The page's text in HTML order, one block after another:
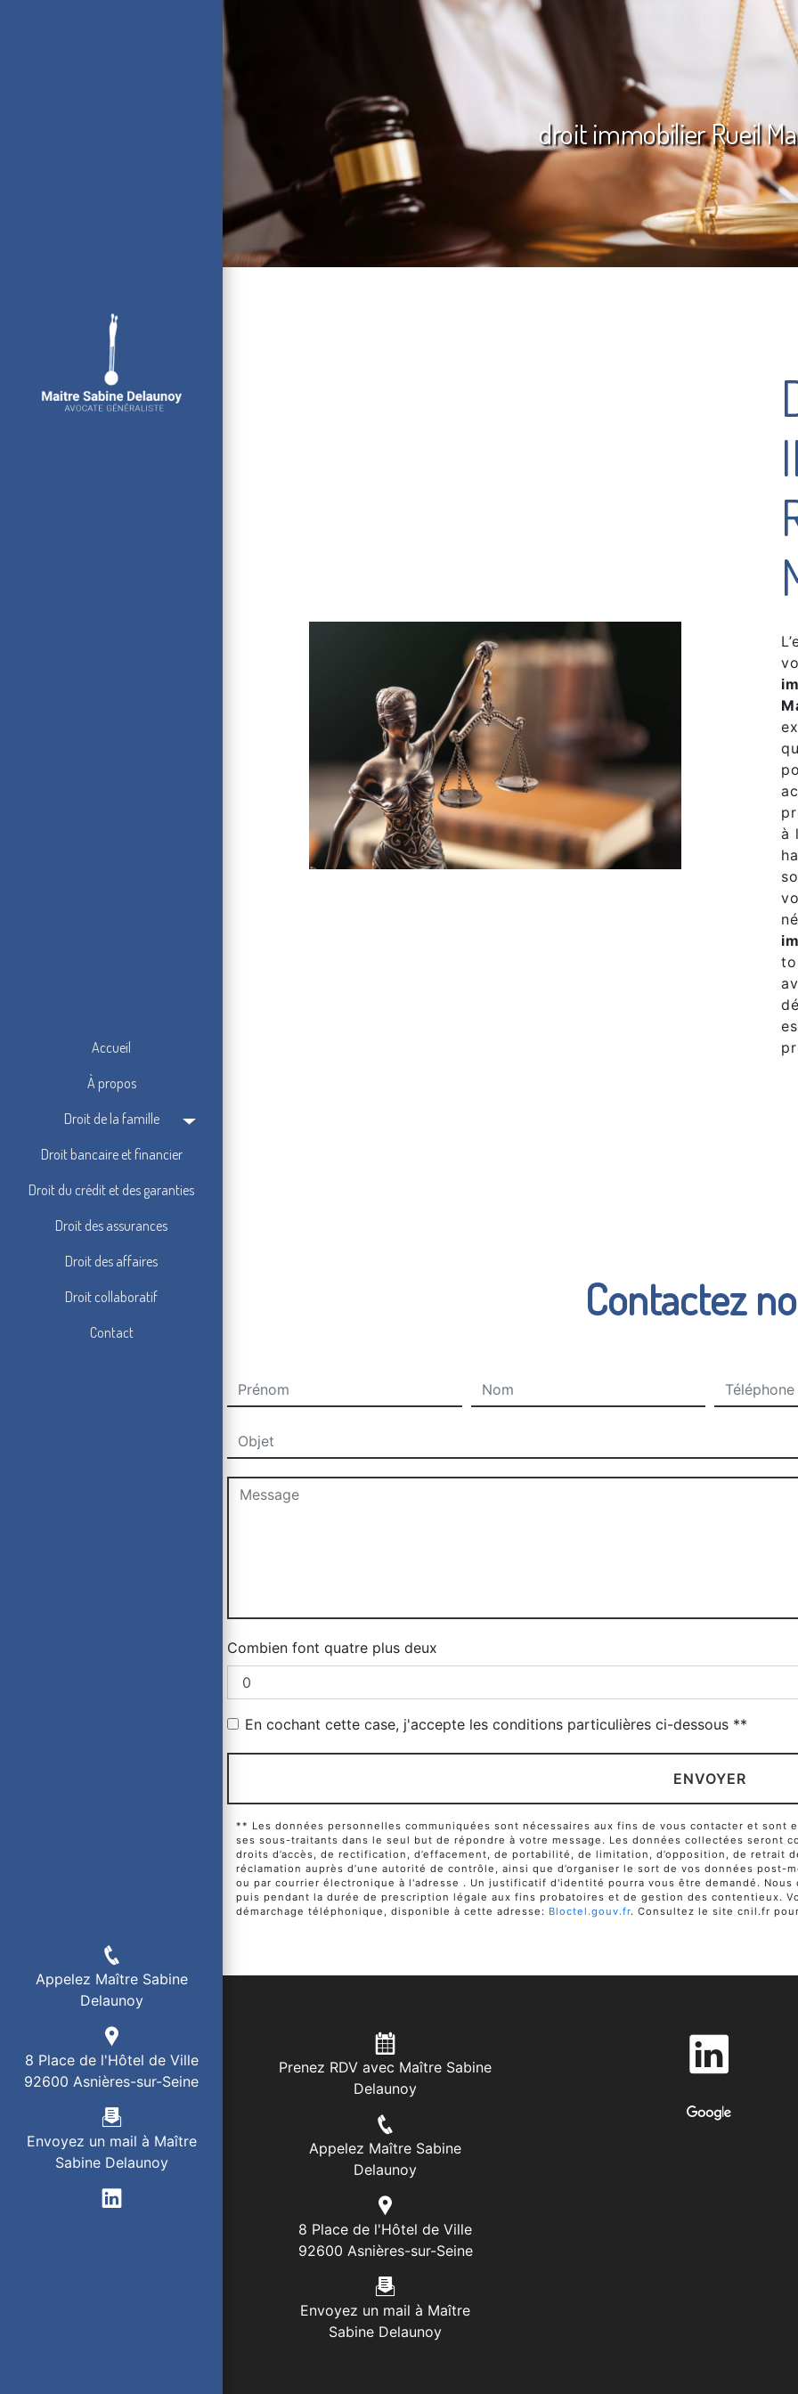
Accueil
À propos
Droit de la famille
Droit bancaire et financier
Droit du crédit et des garanties
Droit des assurances
Droit des affaires
Droit collaboratif
Contact
Appelez Maître Sabine
Delaunoy
8 Place de l'Hôtel de Ville
92600 Asnières-sur-Seine
Envoyez un mail à Maître
Sabine Delaunoy
droit immobilier Rueil
à
Contactez
Combien font quatre plus deux
En cochant cette case, j'accepte les conditions particulières ci-dessous **
ENVOYER
** Les données personnelles communiquées sont nécessaires aux fins de vous contacter et
ses sous-traitants dans le seul but de répondre à votre message. Les données collectées seront
droits d’accès, de rectification, d’effacement, de portabilité, de limitation, d’opposition, de
réclamation auprès d’une autorité de contrôle, ainsi que d’organiser le sort de vos données
ou par courrier électronique à l'adresse . Un justificatif d'identité pourra vous être demandé.
puis pendant la durée de prescription légale aux fins probatoires et de gestion des contentieux.
démarchage téléphonique, disponible à cette adresse: Bloctel.gouv.fr. Consultez le site cnil.fr
Prenez RDV avec Maître Sabine
Delaunoy
Appelez Maître Sabine
Delaunoy
8 Place de l'Hôtel de Ville
92600 Asnières-sur-Seine
Envoyez un mail à Maître
Sabine Delaunoy